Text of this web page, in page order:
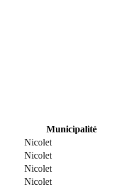
Municipalité
Nicolet
Nicolet
Nicolet
Nicolet